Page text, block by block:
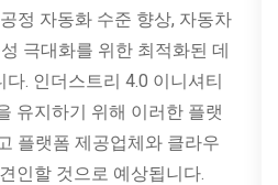
정 자동화 수준 향상, 자동차
극대화를 위한 최적화된 데
. 인더스트리 4.0 이니셔티
유지하기 위해 이러한 플랫
플랫폼 제공업체와 클라우
인할 것으로 예상됩니다.